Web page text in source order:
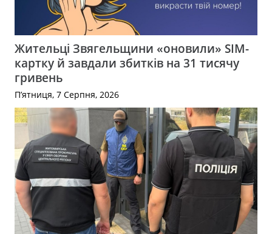
Жительці Звягельщини «оновили» SIM-
картку й завдали збитків на 31 тисячу
гривень
П’ятниця, 7 Серпня, 2026